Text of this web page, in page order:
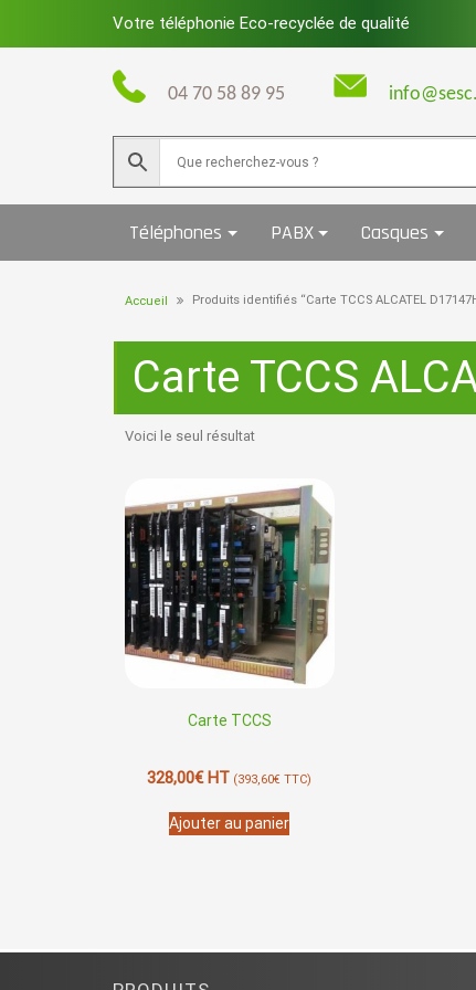
Votre téléphonie Eco-recyclée de qualité
04 70 58 89 95
Téléphones PABX Casques
Accueil Produits identifiés “Carte TCCS ALCATEL
Carte TCCS
Voici le seul résultat
Carte TCCS
328,00€HT (393,60€ TTC)
Ajouter au panier